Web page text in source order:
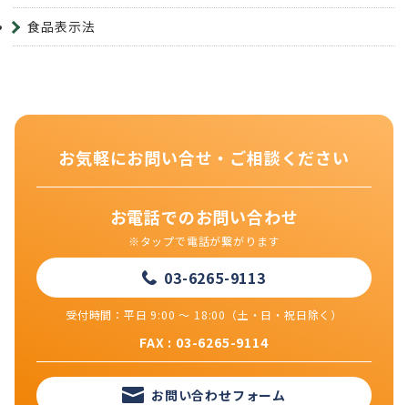
食品表示法
お気軽にお問い合せ・ご相談ください
お電話でのお問い合わせ
※タップで電話が繋がります
受付時間：平日 9:00 ～ 18:00（土・日・祝日除く）
03-6265-9113
FAX : 03-6265-9114
お問い合わせフォーム